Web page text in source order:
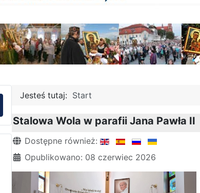
Jesteś tutaj: Start
Stalowa Wola w parafii Jana Pawła II
Szczegóły
Dostępne również:
Opublikowano: 08 czerwiec 2026